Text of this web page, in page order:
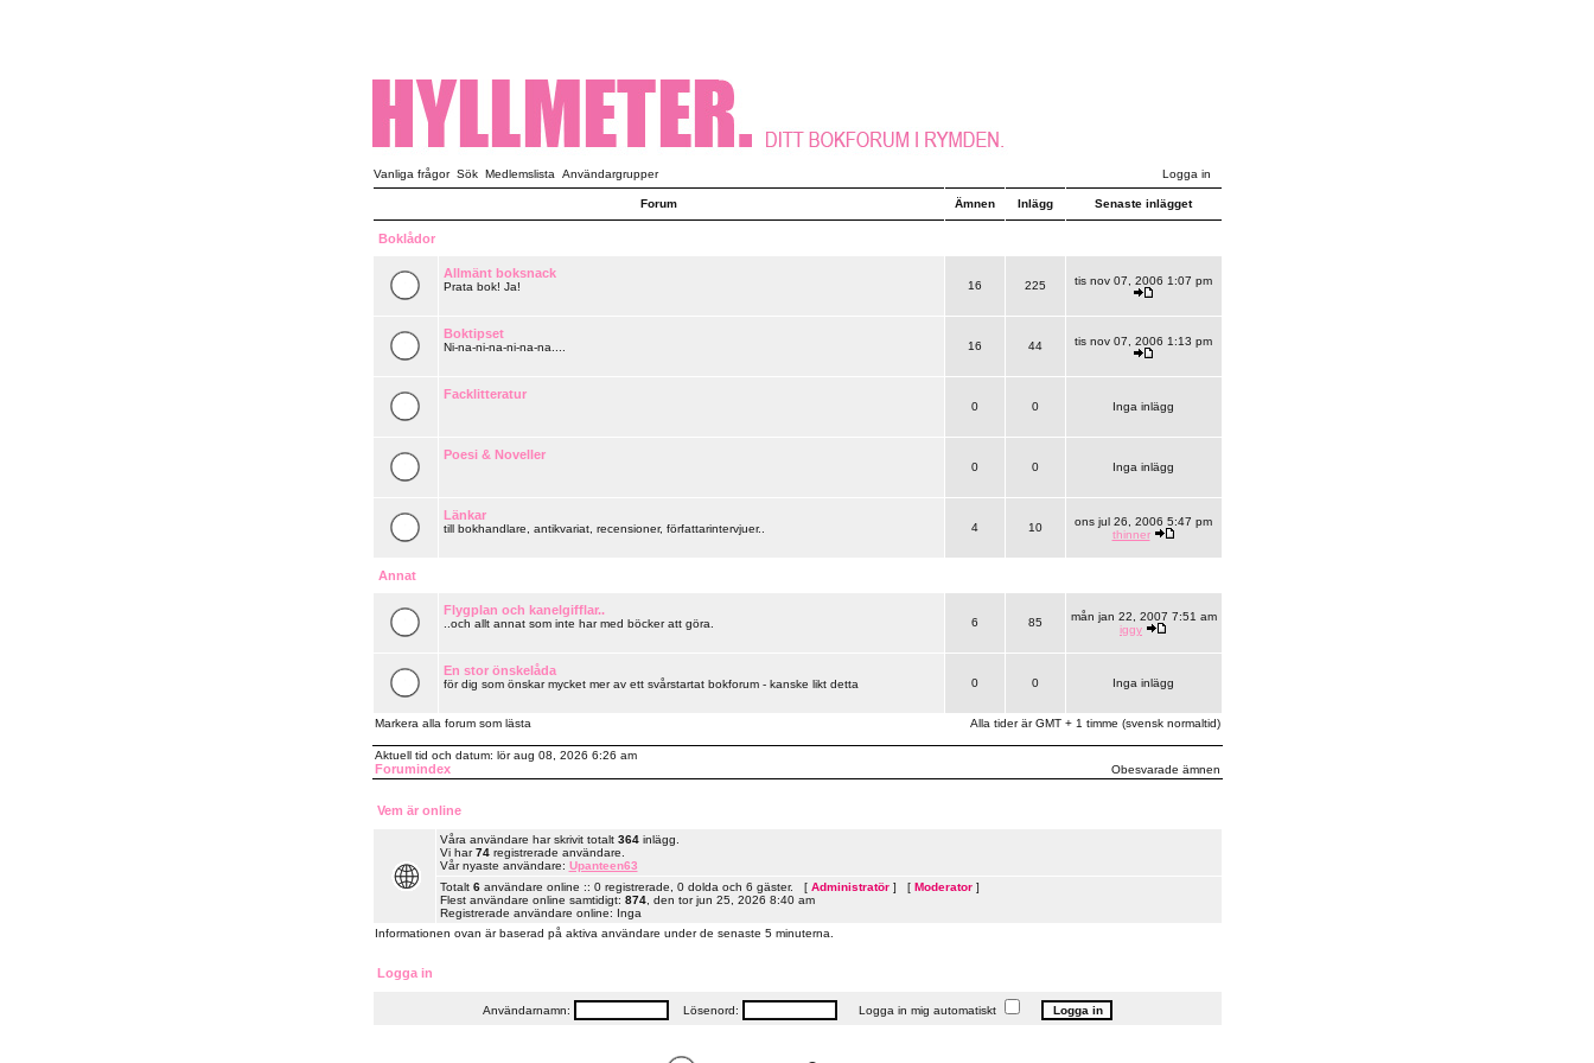
Vanliga frågor Sök Medlemslista Användargrupper Logga in
Forum Ämnen Inlägg Senaste inlägget
Boklådor
Allmänt boksnack
Prata bok! Ja! 16 225 tis nov 07, 2006 1:07 pm
Boktipset
Ni-na-ni-na-ni-na-na.... 16 44 tis nov 07, 2006 1:13 pm
Facklitteratur
0 0 Inga inlägg
Poesi & Noveller
0 0 Inga inlägg
Länkar
till bokhandlare, antikvariat, recensioner, författarintervjuer.. 4 10
ons jul 26, 2006 5:47 pm
thinner
Annat
Flygplan och kanelgifflar..
..och allt annat som inte har med böcker att göra. 6 85
mån jan 22, 2007 7:51 am
iggy
En stor önskelåda
för dig som önskar mycket mer av ett svårstartat bokforum - kanske likt detta 0 0 Inga inlägg
Markera alla forum som lästa Alla tider är GMT + 1 timme (svensk normaltid)
Aktuell tid och datum: lör aug 08, 2026 6:26 am
Forumindex Obesvarade ämnen
Vem är online
Våra användare har skrivit totalt 364inlägg.
Vi har74registrerade användare.
Vår nyaste användare: Upanteen63
Totalt 6användare online :: 0 registrerade, 0 dolda och 6 gäster. [ Administratör] [ Moderator]
Flest användare online samtidigt: 874, den tor jun 25, 2026 8:40 am
Registrerade användare online: Inga
Informationen ovan är baserad på aktiva användare under de senaste 5 minuterna.
Logga in
Användarnamn: Lösenord: Logga in mig automatiskt